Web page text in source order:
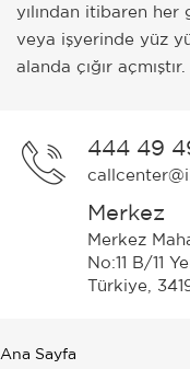
yılından itibaren
veya işyerinde yüz
alanda çığır açmıştır.
444 49
Merkez
Merkez
No:11 B/11
Türkiye,
Ana Sayfa